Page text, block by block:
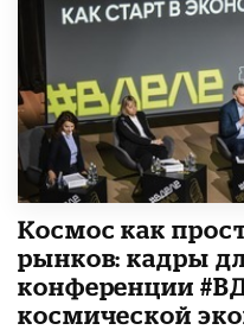
Космос как
рынков: кадры
конференции
космической